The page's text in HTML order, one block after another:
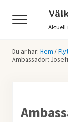
Menu
Aktuell
Du är här: Hem /
Ambassadör: